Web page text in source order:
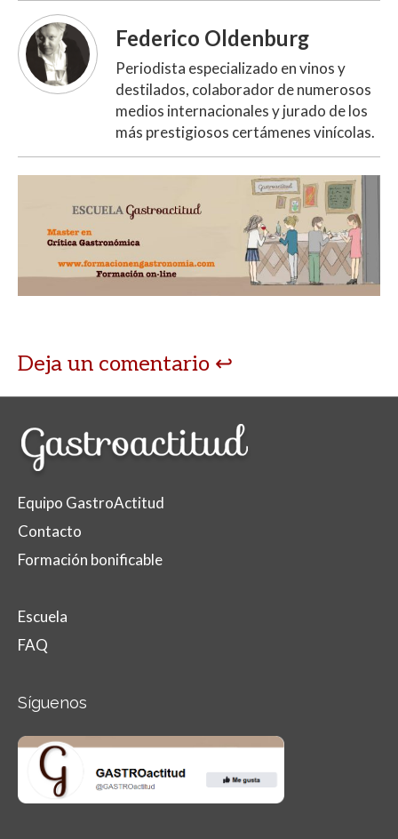
Federico Oldenburg
Periodista especializado en vinos y
destilados, colaborador de numerosos
medios internacionales y jurado de los
más prestigiosos certámenes vinícolas.
Deja un comentario
Equipo GastroActitud
Contacto
Formación bonificable
Escuela
FAQ
Síguenos